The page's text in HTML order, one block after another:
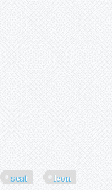
seat leon